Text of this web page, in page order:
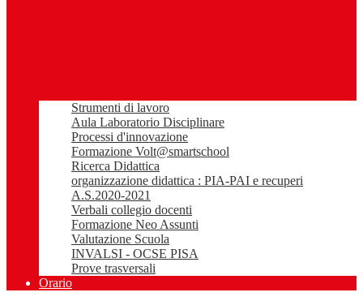
Strumenti di lavoro
Aula Laboratorio Disciplinare
Processi d'innovazione
Formazione Volt@smartschool
Ricerca Didattica
organizzazione didattica : PIA-PAI e recuperi
A.S.2020-2021
Verbali collegio docenti
Formazione Neo Assunti
Valutazione Scuola
INVALSI - OCSE PISA
Prove trasversali
Orario